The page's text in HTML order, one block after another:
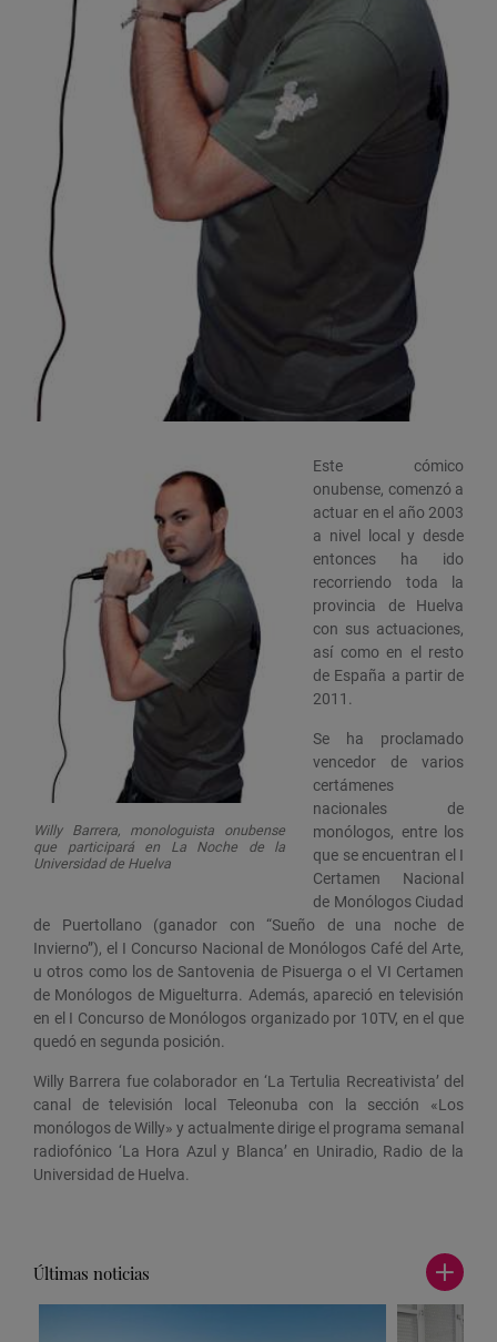
Willy Barrera, monologuista onubense
que participará en La Noche de la
Universidad de Huelva
Este cómico
onubense, comenzó a
actuar en el año 2003
a nivel local y desde
entonces ha ido
recorriendo toda la
provincia de Huelva
con sus actuaciones,
así como en el resto
de España a partir de
2011.
Se ha proclamado
vencedor de varios
certámenes
nacionales de
monólogos, entre los
que se encuentran el I
Certamen Nacional
de Monólogos Ciudad
de Puertollano (ganador con “Sueño de una noche de
Invierno”), el I Concurso Nacional de Monólogos Café del Arte,
u otros como los de Santovenia de Pisuerga o el VI Certamen
de Monólogos de Miguelturra. Además, apareció en televisión
en el I Concurso de Monólogos organizado por 10TV, en el que
quedó en segunda posición.
Willy Barrera fue colaborador en ‘La Tertulia Recreativista’ del
canal de televisión local Teleonuba con la sección «Los
monólogos de Willy» y actualmente dirige el programa semanal
radiofónico ‘La Hora Azul y Blanca’ en Uniradio, Radio de la
Universidad de Huelva.
Últimas noticias
Ver
más